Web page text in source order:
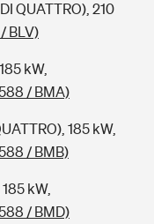
QUATTRO), 210
BLV)
kW,
/ BMA)
185 kW,
/ BMB)
kW,
/ BMD)